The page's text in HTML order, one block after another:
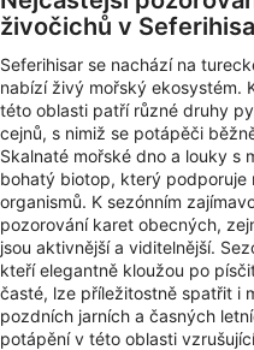
živočichů v
Seferihisar se nachází na
nabízí živý mořský ekosystém.
této oblasti patří různé druhy
cejnů, s nimiž se potápěči
Skalnaté mořské dno a louky s
bohatý biotop, který podporuje
organismů. K sezónním
pozorování karet obecných,
jsou aktivnější a viditelnější.
kteří elegantně kloužou po
časté, lze příležitostně spatřit i
pozdních jarních a časných
potápění v této oblasti
vyžádaných informací
Účely zpracování, které
Nezbytné
Výkon
Funkční
Reklamní